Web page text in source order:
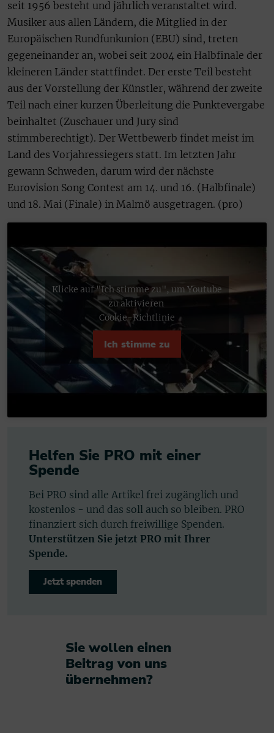
seit 1956 besteht und jährlich veranstaltet wird.
Musiker aus allen Ländern, die Mitglied in der
Europäischen Rundfunkunion (EBU) sind, treten
gegeneinander an, wobei seit 2004 ein Halbfinale der
kleineren Länder stattfindet. Der erste Teil besteht
aus der Vorstellung der Künstler, während der zweite
Teil nach einer kurzen Überleitung die Punktevergabe
beinhaltet (Zuschauer und Jury sind
stimmberechtigt). Der Wettbewerb findet meist im
Land des Vorjahressiegers statt. Im letzten Jahr
gewann Schweden, darum wird der nächste
Eurovision Song Contest am 14. und 16. (Halbfinale)
und 18. Mai (Finale) in Malmö ausgetragen. (pro)
Klicke auf "Ich stimme zu", um Youtube
zu aktivieren
Cookie-Richtlinie
Ich stimme zu
Helfen Sie PRO mit einer
Spende
Bei PRO sind alle Artikel frei zugänglich und
kostenlos - und das soll auch so bleiben. PRO
finanziert sich durch freiwillige Spenden.
Unterstützen Sie jetzt PRO mit Ihrer
Spende.
Jetzt spenden
Sie wollen einen
Beitrag von uns
übernehmen?​